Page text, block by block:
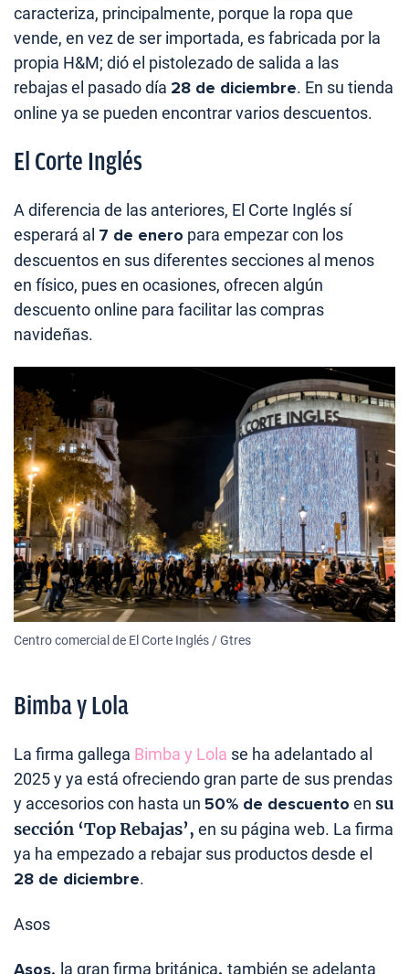
caracteriza, principalmente, porque la ropa que
vende, en vez de ser importada, es fabricada por la
propia H&M; dió el pistolezado de salida a las
rebajas el pasado día 28 de diciembre. En su tienda
online ya se pueden encontrar varios descuentos.
El Corte Inglés
A diferencia de las anteriores, El Corte Inglés sí
esperará al 7 de enero para empezar con los
descuentos en sus diferentes secciones al menos
en físico, pues en ocasiones, ofrecen algún
descuento online para facilitar las compras
navideñas.
Centro comercial de El Corte Inglés / Gtres
Bimba y Lola
La firma gallega Bimba y Lola se ha adelantado al
2025 y ya está ofreciendo gran parte de sus prendas
y accesorios con hasta un 50% de descuento en su
sección ‘Top Rebajas’, en su página web. La firma
ya ha empezado a rebajar sus productos desde el
28 de diciembre.
Asos
Asos, la gran firma británica, también se adelanta